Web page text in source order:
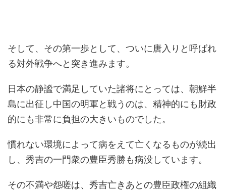
そして、その第一歩として、ついに唐入りと呼ばれ
る対外戦争へと突き進みます。
日本の静謐で満足していた諸将にとっては、朝鮮半
島に出征し中国の明軍と戦うのは、精神的にも財政
的にも非常に負担の大きいものでした。
慣れない環境によって病をえて亡くなるものが続出
し、秀吉の一門衆の豊臣秀勝も病没しています。
その不満や怨嗟は、秀吉亡きあとの豊臣政権の組織